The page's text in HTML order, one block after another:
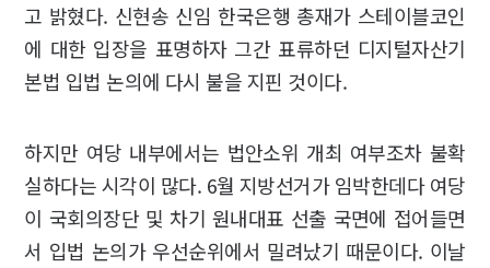
고 밝혔다. 신현송 신임 한국은행 총재가 스테이블코인
에 대한 입장을 표명하자 그간 표류하던 디지털자산기
본법 입법 논의에 다시 불을 지핀 것이다.
하지만 여당 내부에서는 법안소위 개최 여부조차 불확
실하다는 시각이 많다. 6월 지방선거가 임박한데다 여당
이 국회의장단 및 차기 원내대표 선출 국면에 접어들면
서 입법 논의가 우선순위에서 밀려났기 때문이다. 이날